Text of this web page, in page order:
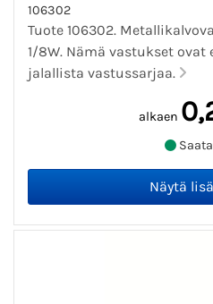
106302
Tuote 106302.
1/8W. Nämä vastukset
jalallista vastussarjaa.
alkaen